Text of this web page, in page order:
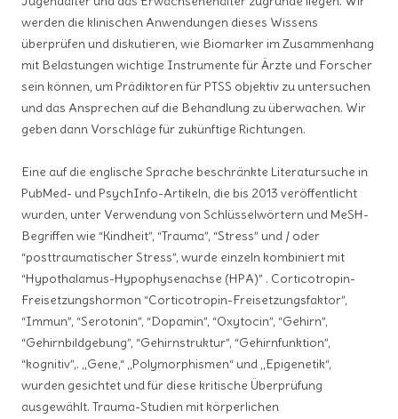
werden die klinischen Anwendungen dieses Wissens
überprüfen und diskutieren, wie Biomarker im Zusammenhang
mit Belastungen wichtige Instrumente für Ärzte und Forscher
sein können, um Prädiktoren für PTSS objektiv zu untersuchen
und das Ansprechen auf die Behandlung zu überwachen. Wir
geben dann Vorschläge für zukünftige Richtungen.
Eine auf die englische Sprache beschränkte Literatursuche in
PubMed- und PsychInfo-Artikeln, die bis 2013 veröffentlicht
wurden, unter Verwendung von Schlüsselwörtern und MeSH-
Begriffen wie “Kindheit”, “Trauma”, “Stress” und / oder
“posttraumatischer Stress”, wurde einzeln kombiniert mit
“Hypothalamus-Hypophysenachse (HPA)” . Corticotropin-
Freisetzungshormon “Corticotropin-Freisetzungsfaktor”,
“Immun”, “Serotonin”, “Dopamin”, “Oxytocin”, “Gehirn”,
“Gehirnbildgebung”, “Gehirnstruktur”, “Gehirnfunktion”,
“kognitiv”,. „Gene,“ „Polymorphismen“ und „Epigenetik“,
wurden gesichtet und für diese kritische Überprüfung
ausgewählt. Trauma-Studien mit körperlichen